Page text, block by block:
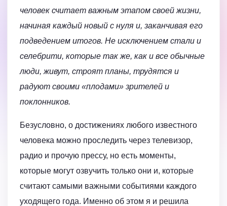
человек считает важным этапом своей жизни,
начиная каждый новый с нуля и, заканчивая его
подведением итогов. Не исключением стали и
селебрити, которые так же, как и все обычные
люди, живут, строят планы, трудятся и
радуют своими «плодами» зрителей и
поклонников.
Безусловно, о достижениях любого известного
человека можно проследить через телевизор,
радио и прочую прессу, но есть моменты,
которые могут озвучить только они и, которые
считают самыми важными событиями каждого
уходящего года. Именно об этом я и решила